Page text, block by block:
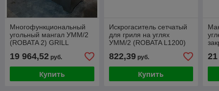
Многофункциональный
угольный мангал УММ/2
(ROBATA 2) GRILL
19 964,52 руб.
Купить
Искрогаситель сетчатый
для гриля на углях
УММ/2 (ROBATA L1200)
822,39руб.
Купить